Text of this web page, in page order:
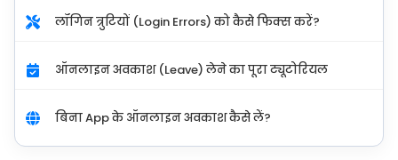
लॉगिन त्रुटियों (Login Errors) को कैसे फिक्स करें?
ऑनलाइन अवकाश (Leave) लेने का पूरा ट्यूटोरियल
बिना App के ऑनलाइन अवकाश कैसे लें?